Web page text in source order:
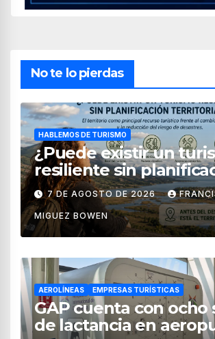
No te lo pierdas
HABLEMOS DE TURISMO
¿Puede existir un
resiliente sin
territorial?
7 DE AGOSTO DE 2026
MIGUEZ BOWEN
AEROLÍNEAS EMPRESAS TURÍSTICAS
GAP cuenta con ocho
de lactancia en